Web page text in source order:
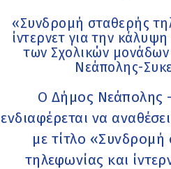
«Συνδρομή σταθερής
ίντερνετ για την
των Σχολικών
Νεάπολης-
Ο Δήμος Νεάπολης
ενδιαφέρεται να
με τίτλο «Συνδρομή
τηλεφωνίας και